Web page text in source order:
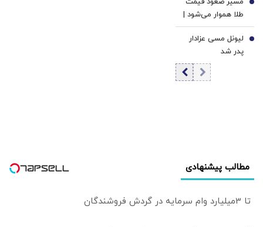
نیست اما...شد
طلا هموار می‌شود |
تورم، دلار و ریسک
رکود؛ سه محرک
احتمالی موج بعدی
افزایش قیمت طلا |
فشار نرخ‌های بهره
6
لیونل مسی عزادار
پدر شد
7
مطالب پیشنهادی
تا 3میلیارد وام سرمایه در گردش فروشندگان